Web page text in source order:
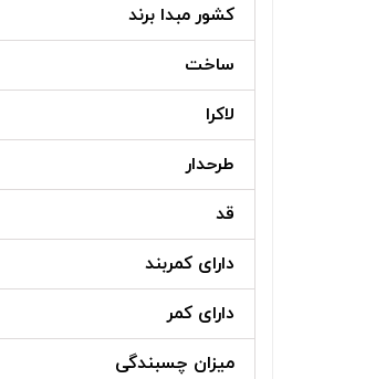
کشور مبدا برند
ساخت
لاکرا
طرحدار
قد
دارای کمربند
دارای کمر
میزان چسبندگی